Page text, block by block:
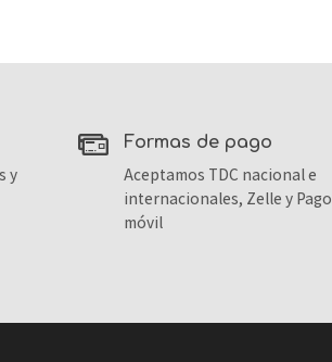
y
formas de pago
Aceptamos TDC nacional e
internacionales, Zelle y Pago
móvil